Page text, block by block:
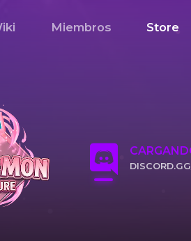
Miembros Store